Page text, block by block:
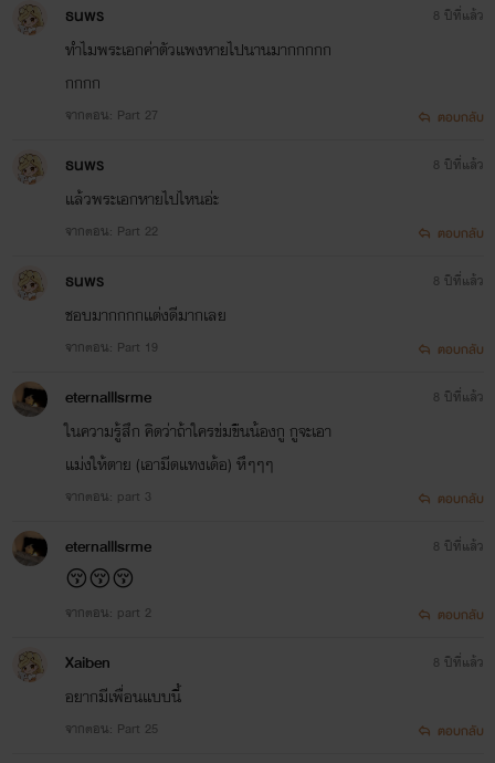
1.รสรักล่าสวาท [ฟอง
ซัวล์xชาลิตา] :จบแล้ว
2.เล่ห์รักลวงสวาท [เดโรค
รอปxวาริสา] :กำลังอัพ
เซ็ต เดอะวัน
1.ม่านสีทอง [แดนเนีย
ลxดาราฉาย] :จบแล้ว
2.ม่านนางฟ้า :รออัพ
ส่วนนิยายที่เหลือจะเคลียร์
ให้ทีหลังครับ ปั่นไม่ทัน ต้อง
ขอโทษจริงๆ ถ้ายังไงอ่าน
ธนพร
ทำไมพระเอกค่าตัวเเพงหายไปนานมากกกกก
กกกก
จากตอน: Part 27
8 ปีที่แล้ว
ตอบกลับ
ธนพร
เเล้วพระเอกหายไปไหนอ่ะ
จากตอน: Part 22
8 ปีที่แล้ว
ตอบกลับ
ธนพร
ชอบมากกกกเเต่งดีมากเลย
จากตอน: Part 19
8 ปีที่แล้ว
ตอบกลับ
eternalllsrme
ในความรู้สึก คิดว่าถ้าใครข่มขืนน้องกู กูจะเอา
แม่งให้ตาย (เอามีดแทงเด้อ) หึๆๆๆ
จากตอน: part 3
8 ปีที่แล้ว
ตอบกลับ
eternalllsrme
😚😚😚
จากตอน: part 2
8 ปีที่แล้ว
ตอบกลับ
Xaiben
อยากมีเพื่อนแบบนี้
จากตอน: Part 25
8 ปีที่แล้ว
ตอบกลับ